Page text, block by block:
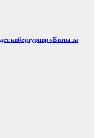
кибертурнир «Битва за